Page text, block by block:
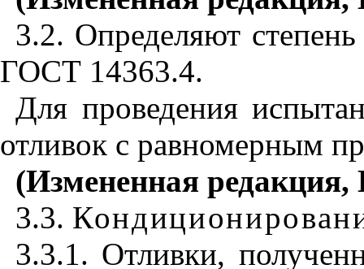
3.2. Определяют
ГОСТ 14363.4.
Для проведения
отливок с равномерным
(Измененная
3.3.
3.3.1. Отливки,